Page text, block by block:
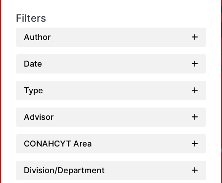
Filters
Author
Date
Type
Advisor
CONAHCYT Area
Division/Department